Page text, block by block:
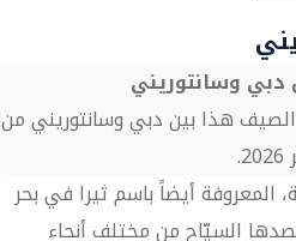
وسانتوريني
هذا بين دبي وسانتوريني من
المعروفة أيضاً باسم ثيرا في بحر
السيّاح من مختلف أنحاء